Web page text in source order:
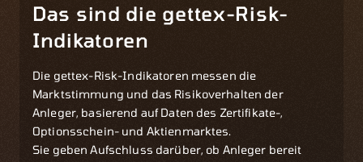
Das sind die gettex-Risk-
Indikatoren
Die gettex-Risk-Indikatoren messen die
Marktstimmung und das Risikoverhalten der
Anleger, basierend auf Daten des Zertifikate-,
Optionsschein- und Aktienmarktes.
Sie geben Aufschluss darüber, ob Anleger bereit